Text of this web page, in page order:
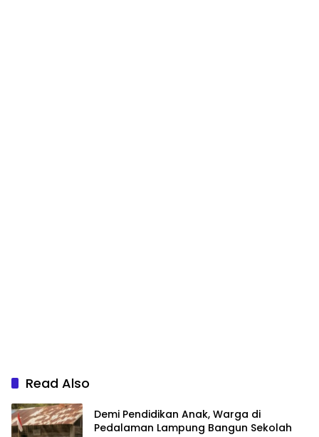
Read Also
Demi Pendidikan Anak, Warga di
Pedalaman Lampung Bangun Sekolah